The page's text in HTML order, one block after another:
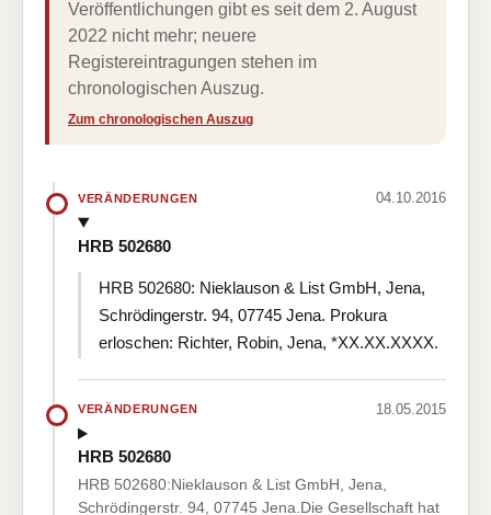
Veröffentlichungen gibt es seit dem 2. August
2022 nicht mehr; neuere
Registereintragungen stehen im
chronologischen Auszug.
Zum chronologischen Auszug
VERÄNDERUNGEN 04.10.2016
HRB 502680
HRB 502680: Nieklauson & List GmbH, Jena,
Schrödingerstr. 94, 07745 Jena. Prokura
erloschen: Richter, Robin, Jena, *XX.XX.XXXX.
VERÄNDERUNGEN 18.05.2015
HRB 502680
HRB 502680:Nieklauson & List GmbH, Jena,
Schrödingerstr. 94, 07745 Jena.Die Gesellschaft hat